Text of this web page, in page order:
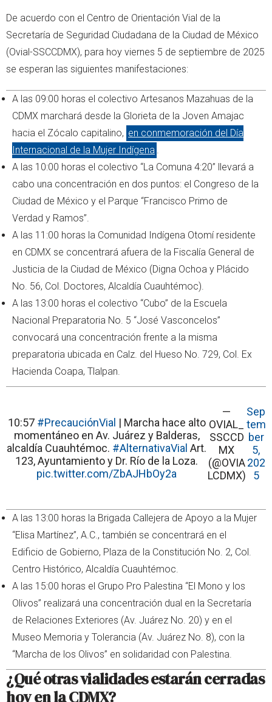
De acuerdo con el Centro de Orientación Vial de la
Secretaría de Seguridad Ciudadana de la Ciudad de México
(Ovial-SSCCDMX), para hoy viernes 5 de septiembre de 2025
se esperan las siguientes manifestaciones:
A las 09:00 horas el colectivo Artesanos Mazahuas de la
CDMX marchará desde la Glorieta de la Joven Amajac
hacia el Zócalo capitalino, en conmemoración del Día
Internacional de la Mujer Indígena .
A las 10:00 horas el colectivo “La Comuna 4:20” llevará a
cabo una concentración en dos puntos: el Congreso de la
Ciudad de México y el Parque “Francisco Primo de
Verdad y Ramos”.
A las 11:00 horas la Comunidad Indígena Otomí residente
en CDMX se concentrará afuera de la Fiscalía General de
Justicia de la Ciudad de México (Digna Ochoa y Plácido
No. 56, Col. Doctores, Alcaldía Cuauhtémoc).
A las 13:00 horas el colectivo “Cubo” de la Escuela
Nacional Preparatoria No. 5 “José Vasconcelos”
convocará una concentración frente a la misma
preparatoria ubicada en Calz. del Hueso No. 729, Col. Ex
Hacienda Coapa, Tlalpan.
10:57 #PrecauciónVial | Marcha hace alto
momentáneo en Av. Juárez y Balderas,
alcaldía Cuauhtémoc. #AlternativaVial Art.
123, Ayuntamiento y Dr. Río de la Loza.
pic.twitter.com/ZbAJHbOy2a
—
OVIAL_
SSCCD
MX
(@OVIA
LCDMX)
Sep
tem
ber
5,
202
5
A las 13:00 horas la Brigada Callejera de Apoyo a la Mujer
“Elisa Martínez”, A.C., también se concentrará en el
Edificio de Gobierno, Plaza de la Constitución No. 2, Col.
Centro Histórico, Alcaldía Cuauhtémoc.
A las 15:00 horas el Grupo Pro Palestina “El Mono y los
Olivos” realizará una concentración dual en la Secretaría
de Relaciones Exteriores (Av. Juárez No. 20) y en el
Museo Memoria y Tolerancia (Av. Juárez No. 8), con la
“Marcha de los Olivos” en solidaridad con Palestina.
¿Qué otras vialidades estarán cerradas
hoy en la CDMX?